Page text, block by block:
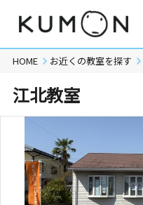
HOME お近くの教室を探す
江北教室